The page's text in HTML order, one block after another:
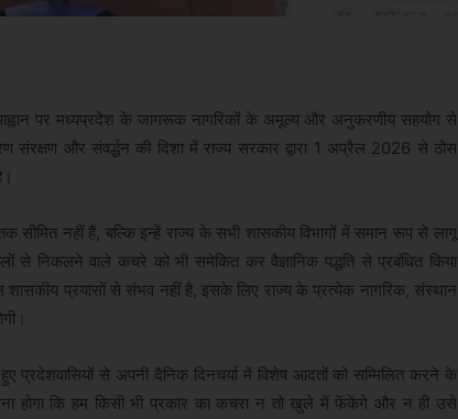
आह्वान पर मध्यप्रदेश के जागरूक नागरिकों के अमूल्य और अनुकरणीय सहयोग से
संरक्षण और संवर्द्धन की दिशा में राज्य सरकार द्वारा 1 अप्रैल 2026 से ठोस
सीमित नहीं हैं, बल्कि इन्हें राज्य के सभी शासकीय विभागों में समान रूप से लागू
से निकलने वाले कचरे को भी समेकित कर वैज्ञानिक पद्धति से प्रबंधित किया
प्रयासों से संभव नहीं है, इसके लिए राज्य के प्रत्येक नागरिक, संस्थान
प्रदेशवासियों से अपनी दैनिक दिनचर्या में विशेष आदतों को सम्मिलित करने के
होगा कि हम किसी भी प्रकार का कचरा न तो खुले में फेंकेंगे और न ही उसे